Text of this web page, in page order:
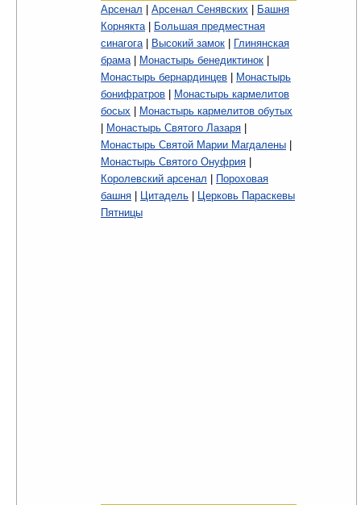
Арсенал Арсенал Сенявских
Башня
Корнякта|
Большая предместная
синагога| Высокий замок
Глинянская
брама| Монастырь бенедиктинок
Монастырь бернардинцев
Монастырь
бонифратров
Монастырь кармелитов
босых
Монастырь кармелитов обутых
Монастырь Святого Лазаря
Монастырь Святой Марии Магдалены
Монастырь Святого Онуфрия
Королевский арсенал
Пороховая
башня
Цитадель
Церковь Параскевы
Пятницы